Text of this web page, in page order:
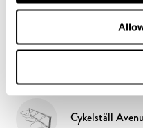
Papperskorg
Cykelställ